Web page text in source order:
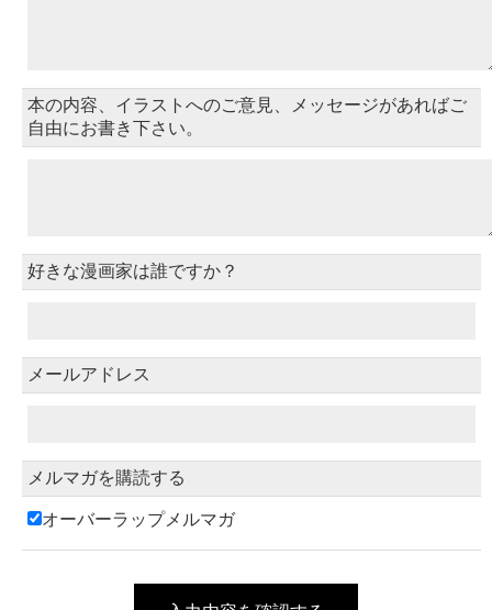
本の内容、イラストへのご意見、メッセージがあればご
自由にお書き下さい。
好きな漫画家は誰ですか？
メールアドレス
メルマガを購読する
オーバーラップメルマガ